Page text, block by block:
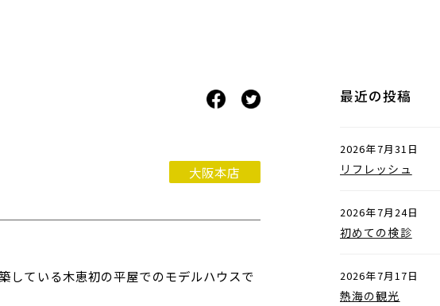
大阪本店
している木恵初の平屋でのモデルハウスで
最近の投稿
2026年7月31日
リフレッシュ
2026年7月24日
初めての検診
2026年7月17日
熱海の観光